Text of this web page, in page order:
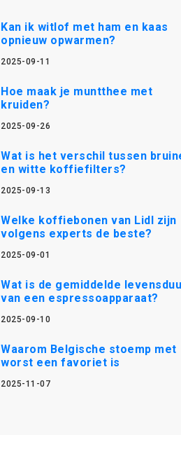
Kan ik witlof met ham en kaas
opnieuw opwarmen?
2025-09-11
Hoe maak je muntthee met
kruiden?
2025-09-26
Wat is het verschil tussen
en witte koffiefilters?
2025-09-13
Welke koffiebonen van Lidl zijn
volgens experts de beste?
2025-09-01
Wat is de gemiddelde
van een espressoapparaat?
2025-09-10
Waarom Belgische stoemp met
worst een favoriet is
2025-11-07